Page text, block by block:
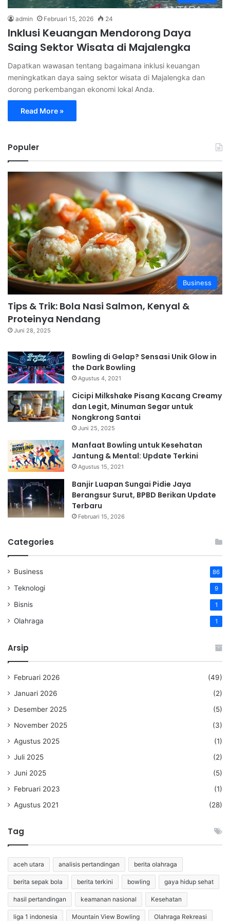
admin Februari 15, 2026 24
Inklusi Keuangan Mendorong Daya
Saing Sektor Wisata di Majalengka
Dapatkan wawasan tentang bagaimana inklusi keuangan
meningkatkan daya saing sektor wisata di Majalengka dan
dorong perkembangan ekonomi lokal Anda.
Read More »
Populer
Business
Tips & Trik: Bola Nasi Salmon, Kenyal &
Proteinya Nendang
Juni 28, 2025
Bowling di Gelap? Sensasi Unik Glow in
the Dark Bowling
Agustus 4, 2021
Cicipi Milkshake Pisang Kacang Creamy
dan Legit, Minuman Segar untuk
Nongkrong Santai
Juni 25, 2025
Manfaat Bowling untuk Kesehatan
Jantung & Mental: Update Terkini
Agustus 15, 2021
Banjir Luapan Sungai Pidie Jaya
Berangsur Surut, BPBD Berikan Update
Terbaru
Februari 15, 2026
Categories
Business 86
Teknologi 9
Bisnis 1
Olahraga 1
Arsip
Februari 2026
(49)
Januari 2026
(2)
Desember 2025
(5)
November 2025
(3)
Agustus 2025
(1)
Juli 2025
(2)
Juni 2025
(5)
Februari 2023
(1)
Agustus 2021
(28)
Tag
aceh utara analisis pertandingan berita olahraga
berita sepak bola berita terkini bowling gaya hidup sehat
hasil pertandingan keamanan nasional Kesehatan
liga 1 indonesia Mountain View Bowling Olahraga Rekreasi